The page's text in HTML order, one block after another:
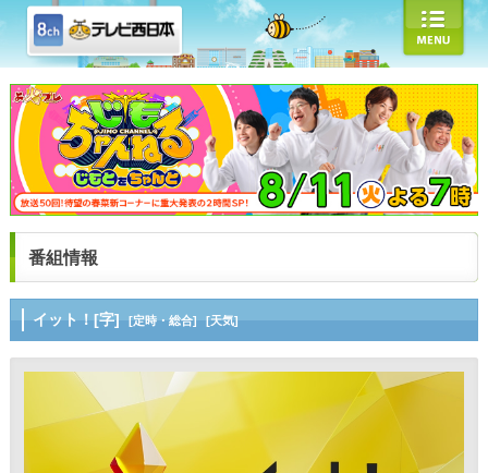
番組情報
イット！[字] [定時・総合] [天気]